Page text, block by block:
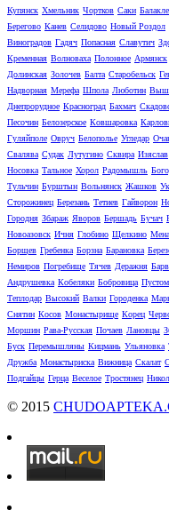
Купянск Хмельник Чортков Саки
Берегово Канев Селидово Новый Роздол
Виноградов Гадяч Попасная Славутич
Кременная Волноваха Полонное Армянск
Долинская Золочев Балта Старобельск
Надворная Мерефа Шпола Люботин
Днепрорудное Красноград Бахмач
Песочин Белозерское Ковшаровка
Гуляйполе Овруч Белополье Угледар
Свалява Судак Лутугино Сквира Изяслав
Носовка Тальное Хорол Радомышль
Тульчин Бурштын Вольнянск Жашков
Сторожинец Березань Тетиев Гайворон
Городня Збараж Яворов Бершадь Бучач
Новоазовск Ичня Глобино Щелкино Мена
Борщев Гребенка Борзна Барановка
Немиров Погребище Тячев Деражня
Андрушевка Кобеляки Бобровица
Теплодар Высокий Валки Городенка
Снятин Косов Монастырище Корец
Моршин Рава-Русская Почаев Лановцы
Буск Перемышляны Кицмань Ульяновка
Дружба Монастыриска Вижница Скалат
Подгайцы Герца Веселое Тростянец
© 2015